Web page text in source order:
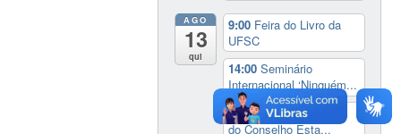
AGO
13
qui
9:00 Feira do Livro da
UFSC
14:00Seminário
Internacional ‘Ninguém...
14:30 Sessão Especial
do Conselho Esta...